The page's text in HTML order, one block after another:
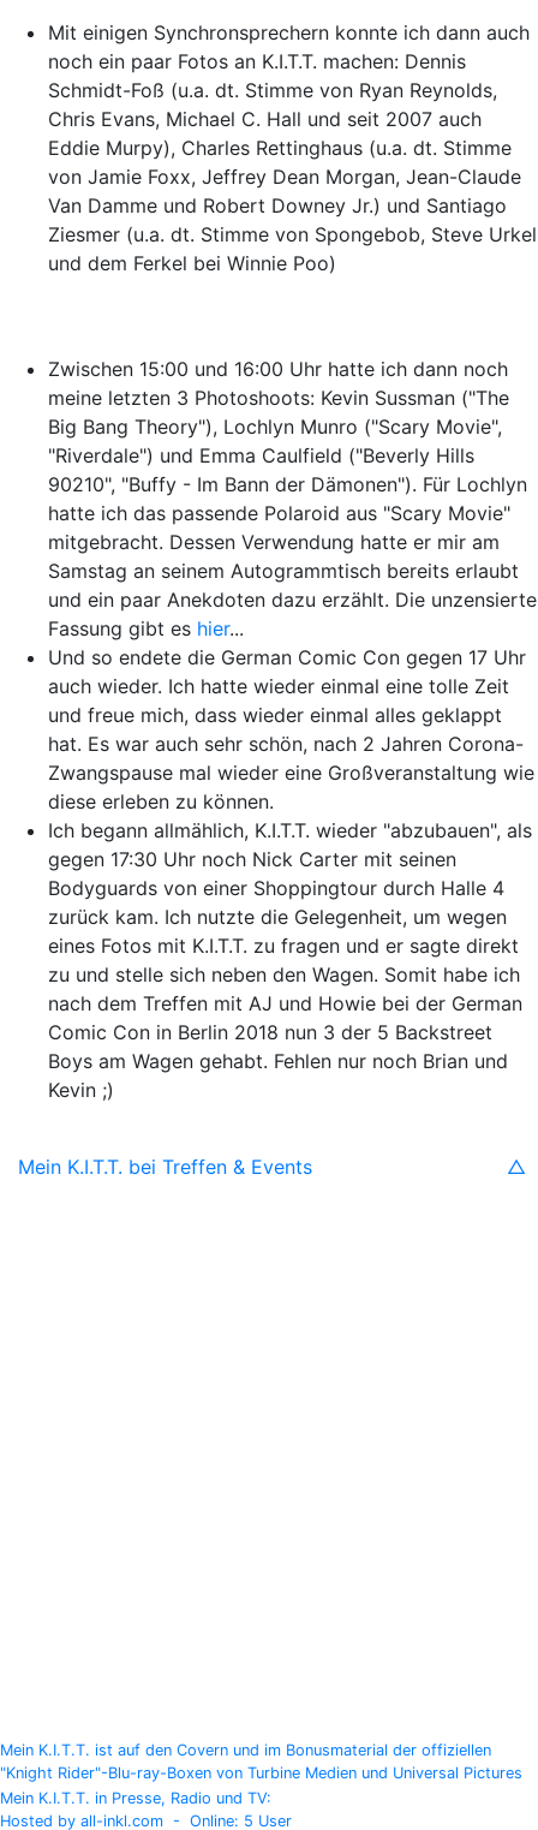
Mit einigen Synchronsprechern konnte ich dann auch
noch ein paar Fotos an K.I.T.T. machen: Dennis
Schmidt-Foß (u.a. dt. Stimme von Ryan Reynolds,
Chris Evans, Michael C. Hall und seit 2007 auch
Eddie Murpy), Charles Rettinghaus (u.a. dt. Stimme
von Jamie Foxx, Jeffrey Dean Morgan, Jean-Claude
Van Damme und Robert Downey Jr.) und Santiago
Ziesmer (u.a. dt. Stimme von Spongebob, Steve Urkel
und dem Ferkel bei Winnie Poo)
Zwischen 15:00 und 16:00 Uhr hatte ich dann noch
meine letzten 3 Photoshoots: Kevin Sussman ("The
Big Bang Theory"), Lochlyn Munro ("Scary Movie",
"Riverdale") und Emma Caulfield ("Beverly Hills
90210", "Buffy - Im Bann der Dämonen"). Für Lochlyn
hatte ich das passende Polaroid aus "Scary Movie"
mitgebracht. Dessen Verwendung hatte er mir am
Samstag an seinem Autogrammtisch bereits erlaubt
und ein paar Anekdoten dazu erzählt. Die unzensierte
Fassung gibt es hier...
Und so endete die German Comic Con gegen 17 Uhr
auch wieder. Ich hatte wieder einmal eine tolle Zeit
und freue mich, dass wieder einmal alles geklappt
hat. Es war auch sehr schön, nach 2 Jahren Corona-
Zwangspause mal wieder eine Großveranstaltung wie
diese erleben zu können.
Ich begann allmählich, K.I.T.T. wieder "abzubauen", als
gegen 17:30 Uhr noch Nick Carter mit seinen
Bodyguards von einer Shoppingtour durch Halle 4
zurück kam. Ich nutzte die Gelegenheit, um wegen
eines Fotos mit K.I.T.T. zu fragen und er sagte direkt
zu und stelle sich neben den Wagen. Somit habe ich
nach dem Treffen mit AJ und Howie bei der German
Comic Con in Berlin 2018 nun 3 der 5 Backstreet
Boys am Wagen gehabt. Fehlen nur noch Brian und
Kevin ;)
Mein K.I.T.T. bei Treffen & Events △
Mein K.I.T.T. ist auf den Covern und im Bonusmaterial der offiziellen
"Knight Rider"-Blu-ray-Boxen von Turbine Medien und Universal Pictures
Mein K.I.T.T. in Presse, Radio und TV:
Hosted by all-inkl.com - Online: 5 User